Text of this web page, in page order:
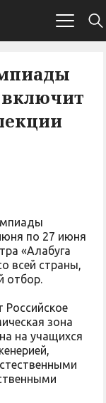
по 27 июня
«Алабуга
всей страны,
отбор.
Российское
зона
на учащихся